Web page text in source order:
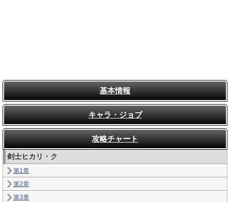
基本情報
キャラ・ジョブ
攻略チャート
剣士ヒカリ・ク
第1章
第2章
第3章